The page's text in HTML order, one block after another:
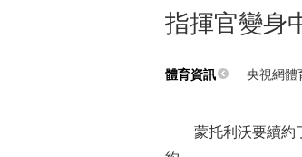
指揮官變身
體育資訊 央視網體
蒙托利沃要續約了